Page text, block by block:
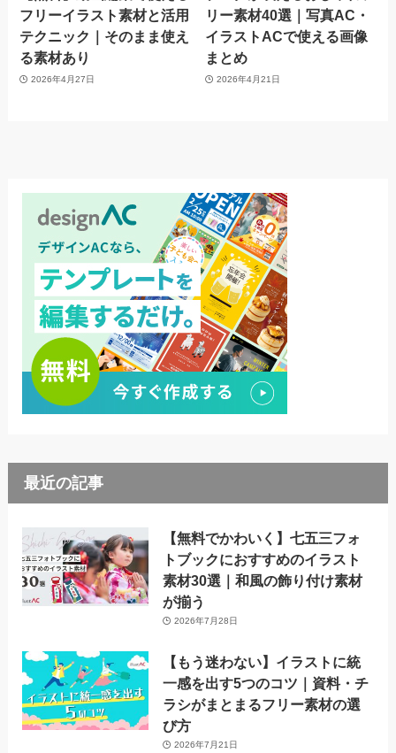
フリーイラスト素材と活用
テクニック｜そのまま使え
る素材あり
2026年4月27日
リー素材40選｜写真AC・
イラストACで使える画像
まとめ
2026年4月21日
最近の記事
【無料でかわいく】七五三フォ
トブックにおすすめのイラスト
素材30選｜和風の飾り付け素材
が揃う
2026年7月28日
【もう迷わない】イラストに統
一感を出す5つのコツ｜資料・チ
ラシがまとまるフリー素材の選
び方
2026年7月21日